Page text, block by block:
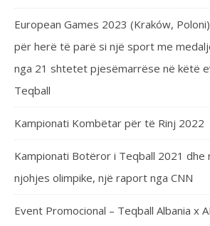
European Games 2023 (Kraków,
për herë të parë si një sport me
nga 21 shtetet pjesëmarrëse në këtë
Teqball
Kampionati Kombëtar për të Rinj 2022
Kampionati Botëror i Teqball 2021
njohjes olimpike, një raport nga CNN
Event Promocional – Teqball Albania x